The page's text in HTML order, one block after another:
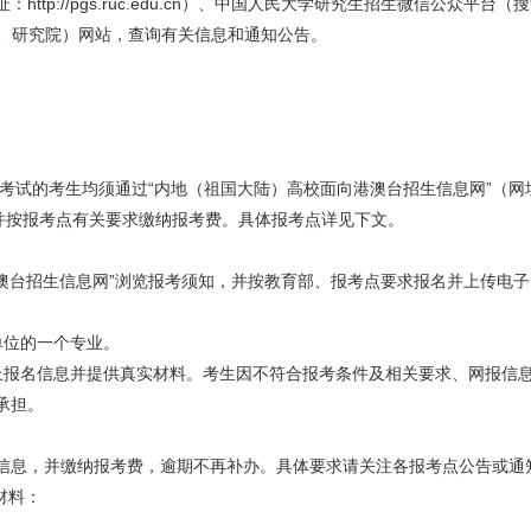
研究院）网站，查询有关信息和通知公告。
试的考生均须通过“内地（祖国大陆）高校面向港澳台招生信息网”（
报考点有关要求缴纳报考费。具体报考点详见下文。
台招生信息网”浏览报考须知，并按教育部、报考点要求报名并上传电
的一个专业。
名信息并提供真实材料。考生因不符合报考条件及相关要求、网报信
。
息，并缴纳报考费，逾期不再补办。具体要求请关注各报考点公告或通
：